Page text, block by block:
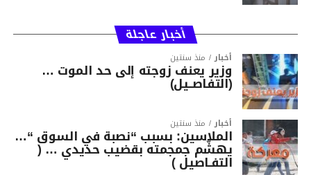
أخبار عاجلة
أخبار منذ سنتين
وزير يعنف زوجته إلى حد الموت …
(التفاصــيل)
أخبار منذ سنتين
الملاسين: بسبب “نصبة في السوق “…
يهشّم جمجمته بقضيب حديدي … (
التفـاصيل )